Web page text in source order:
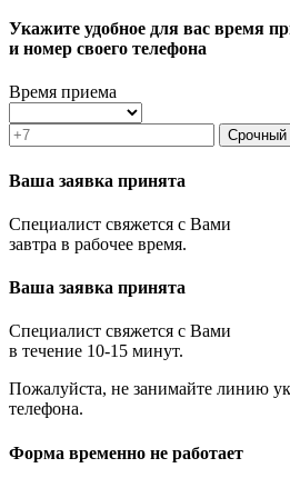
Жуковский
Зарайск
Зеленоград
Ивантеевка
Истра
Кашира
Клин
Королёв
Котельники
Красногорск
Краснознаменск
Кубинка
Ликино-Дулёво
Лобня
Луховицы
Укажите удобное для вас время
и номер своего телефона
Время приема
Срочный
Ваша заявка принята
Специалист свяжется с Вами
завтра в рабочее время.
Ваша заявка принята
Специалист свяжется с Вами
в течение 10-15 минут.
Пожалуйста, не занимайте линию
телефона.
Форма временно не работает